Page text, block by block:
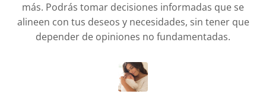
más. Podrás tomar decisiones informadas que se
alineen con tus deseos y necesidades, sin tener que
depender de opiniones no fundamentadas.